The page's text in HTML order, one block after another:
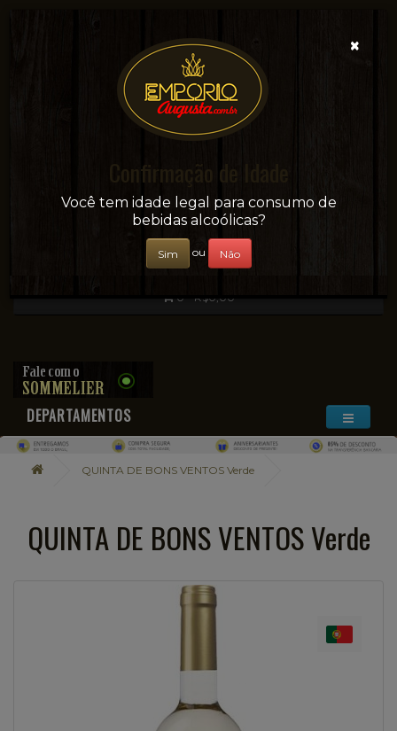
Sua conveniência e adega on-line!
0 - R$0,00
DEPARTAMENTOS
QUINTA DE BONS VENTOS Verde
QUINTA DE BONS VENTOS Verde
×
Confirmação de Idade
Você tem idade legal para consumo de
bebidas alcoólicas?
Sim ou Não